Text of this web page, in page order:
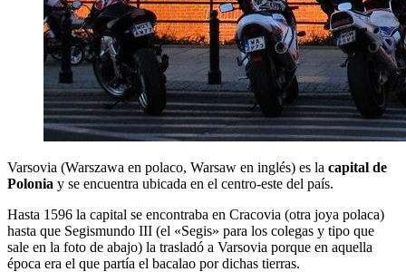
Varsovia (Warszawa en polaco, Warsaw en inglés) es la capital de
Polonia y se encuentra ubicada en el centro-este del país.
Hasta 1596 la capital se encontraba en Cracovia (otra joya polaca)
hasta que Segismundo III (el «Segis» para los colegas y tipo que
sale en la foto de abajo) la trasladó a Varsovia porque en aquella
época era el que partía el bacalao por dichas tierras.